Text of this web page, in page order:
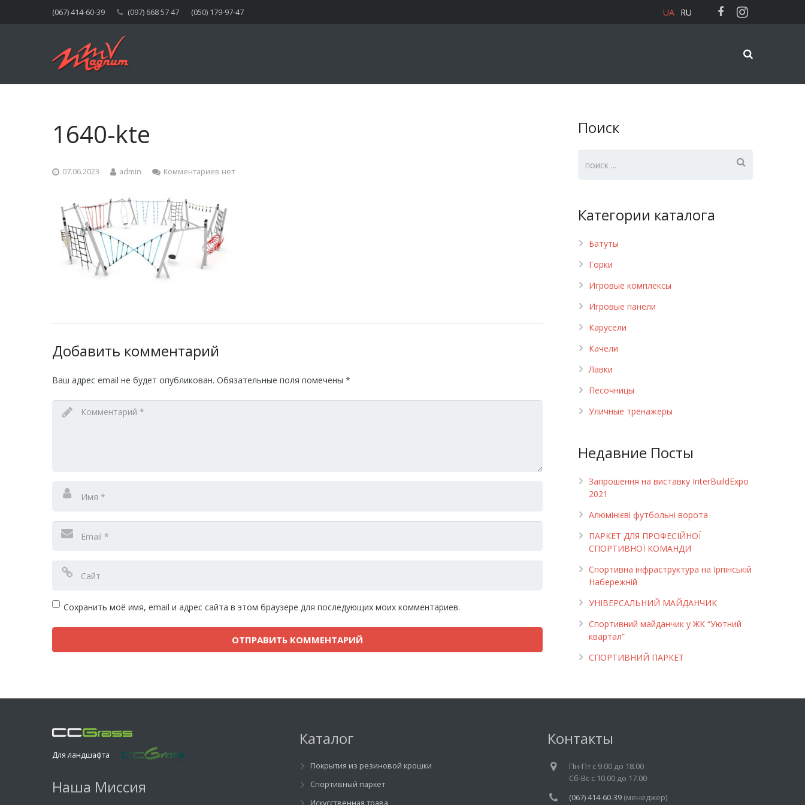
(067) 414-60-39 (097) 668 57 47 (050) 179-97-47 UA RU
1640-kte
07.06.2023 admin Комментариев нет
Добавить комментарий
Ваш адрес email не будет опубликован. Обязательные поля помечены *
Сохранить моё имя, email и адрес сайта в этом браузере для последующих моих комментариев.
Поиск
Категории каталога
Батуты
Горки
Игровые комплексы
Игровые панели
Карусели
Качели
Лавки
Песочницы
Уличные тренажеры
Недавние Посты
Запрошення на виставку InterBuildExpo
2021
Алюмінієві футбольні ворота
ПАРКЕТ ДЛЯ ПРОФЕСІЙНОЇ
СПОРТИВНОЇ КОМАНДИ
Спортивна інфраструктура на Ірпінській
Набережній
УНІВЕРСАЛЬНИЙ МАЙДАНЧИК
Cпортивний майданчик у ЖК “Уютний
квартал”
СПОРТИВНИЙ ПАРКЕТ
Для ландшафта
Наша Миссия
Каталог
Покрытия из резиновой крошки
Спортивный паркет
Искусственная трава
Контакты
Пн-Пт c 9.00 до 18.00
Cб-Вс с 10.00 до 17.00
(067) 414-60-39(менеджер)